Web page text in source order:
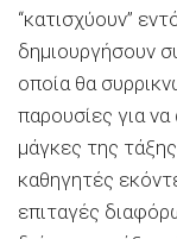
“κατισχύουν”
δημιουργήσουν
οποία θα
παρουσίες για
μάγκες της
καθηγητές
επιταγές